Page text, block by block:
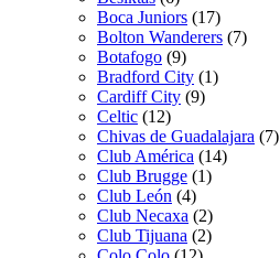
Boca Juniors (17)
Bolton Wanderers (7)
Botafogo (9)
Bradford City (1)
Cardiff City (9)
Celtic (12)
Chivas de Guadalajara (7)
Club América (14)
Club Brugge (1)
Club León (4)
Club Necaxa (2)
Club Tijuana (2)